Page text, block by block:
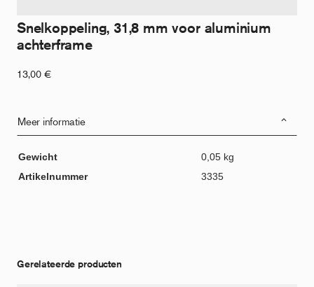
Snelkoppeling, 31,8 mm voor aluminium
achterframe
13,00 €
Meer informatie
Gewicht
0,05 kg
Artikelnummer
3335
Gerelateerde producten